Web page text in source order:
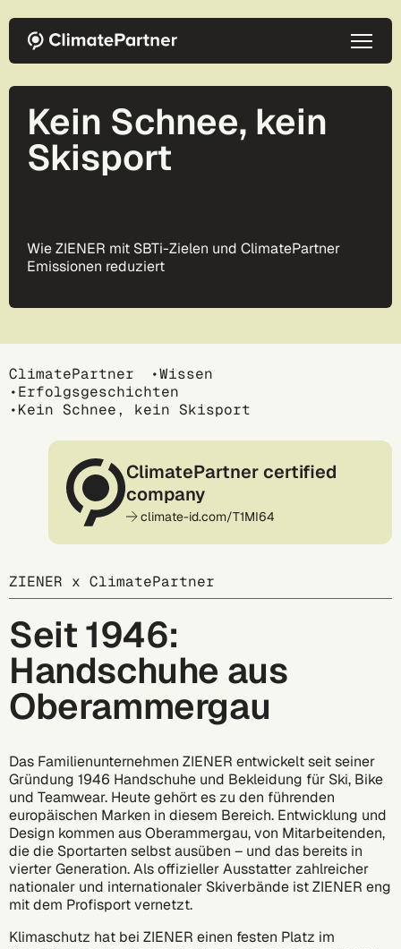
Kein Schnee, kein
Skisport
Wie ZIENER mit SBTi-Zielen und ClimatePartner
Emissionen reduziert
Breadcrumb
ClimatePartner
Wissen
Erfolgsgeschichten
Kein Schnee, kein Skisport
ClimatePartner certified
company
climate-id.com/T1MI64
ZIENER x ClimatePartner
Seit 1946:
Handschuhe aus
Oberammergau
Das Familienunternehmen ZIENER entwickelt seit seiner
Gründung 1946 Handschuhe und Bekleidung für Ski, Bike
und Teamwear. Heute gehört es zu den führenden
europäischen Marken in diesem Bereich. Entwicklung und
Design kommen aus Oberammergau, von Mitarbeitenden,
die die Sportarten selbst ausüben – und das bereits in
vierter Generation. Als offizieller Ausstatter zahlreicher
nationaler und internationaler Skiverbände ist ZIENER eng
mit dem Profisport vernetzt.
Klimaschutz hat bei ZIENER einen festen Platz im